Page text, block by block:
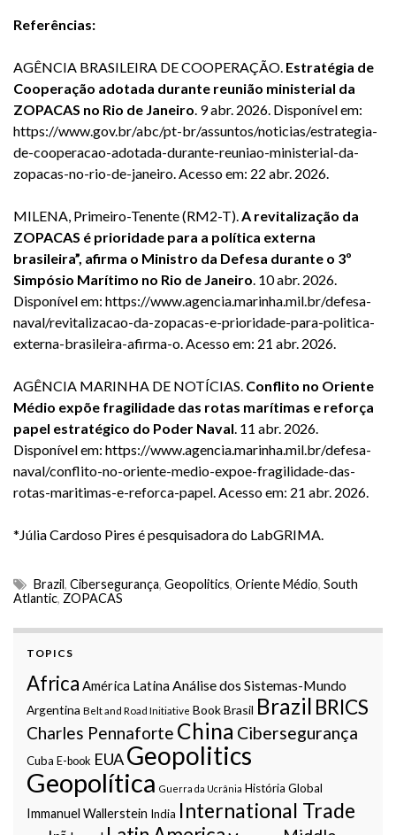
Referências:
AGÊNCIA BRASILEIRA DE COOPERAÇÃO. Estratégia de
Cooperação adotada durante reunião ministerial da
ZOPACAS no Rio de Janeiro. 9 abr. 2026. Disponível em:
https://www.gov.br/abc/pt-br/assuntos/noticias/estrategia-
de-cooperacao-adotada-durante-reuniao-ministerial-da-
zopacas-no-rio-de-janeiro. Acesso em: 22 abr. 2026.
MILENA, Primeiro-Tenente (RM2-T).A revitalização da
ZOPACAS é prioridade para a política externa
brasileira”, afirma o Ministro da Defesa durante o 3º
Simpósio Marítimo no Rio de Janeiro. 10 abr. 2026.
Disponível em: https://www.agencia.marinha.mil.br/defesa-
naval/revitalizacao-da-zopacas-e-prioridade-para-politica-
externa-brasileira-afirma-o. Acesso em: 21 abr. 2026.
AGÊNCIA MARINHA DE NOTÍCIAS. Conflito no Oriente
Médio expõe fragilidade das rotas marítimas e reforça
papel estratégico do Poder Naval. 11 abr. 2026.
Disponível em: https://www.agencia.marinha.mil.br/defesa-
naval/conflito-no-oriente-medio-expoe-fragilidade-das-
rotas-maritimas-e-reforca-papel. Acesso em: 21 abr. 2026.
*Júlia Cardoso Pires é pesquisadora do LabGRIMA.
Brazil, Cibersegurança, Geopolitics, Oriente Médio, South
Atlantic, ZOPACAS
TOPICS
Africa América LatinaAnálise dos Sistemas-Mundo
Argentina Belt and Road Initiative BookBrasil Brazil BRICS
Charles Pennaforte China Cibersegurança
Cuba E-book EUAGeopolitics
Geopolítica Guerra da Ucrânia História Global
Immanuel Wallerstein India International Trade